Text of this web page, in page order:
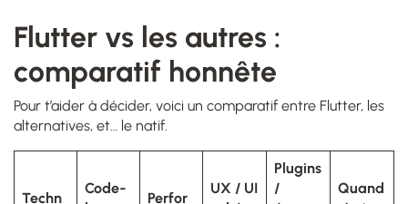
Flutter vs les autres :
comparatif honnête
Pour t’aider à décider, voici un comparatif entre Flutter, les
alternatives, et… le natif.
Techn
Code‑
Perfor
UX / UI
Plugins
/
Quand